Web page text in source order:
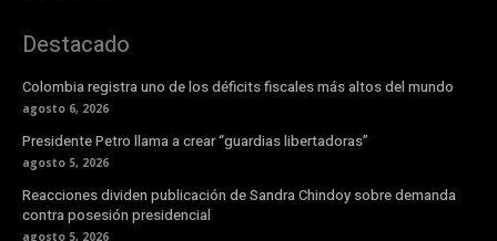
Destacado
Colombia registra uno de los déficits fiscales más altos del mundo
agosto 6, 2026
Presidente Petro llama a crear “guardias libertadoras”
agosto 5, 2026
Reacciones dividen publicación de Sandra Chindoy sobre demanda
contra posesión presidencial
agosto 5, 2026